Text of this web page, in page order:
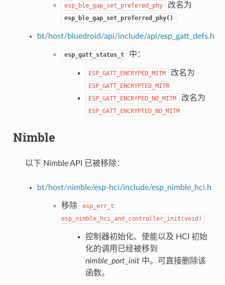
esp_ble_gap_set_prefered_phy
改名为
esp_ble_gap_set_preferred_phy()
bt/host/bluedroid/api/include/api/esp_gatt_defs.h
esp_gatt_status_t 中：
ESP_GATT_ENCRYPED_MITM 改名为
ESP_GATT_ENCRYPTED_MITM
ESP_GATT_ENCRYPED_NO_MITM
改名为
ESP_GATT_ENCRYPTED_NO_MITM
Nimble
以下 Nimble API 已被移除：
bt/host/nimble/esp-hci/include/esp_nimble_hci.h
移除
esp_err_t
esp_nimble_hci_and_controller_init(void)
控制器初始化、使能以及 HCI 初始
化的调用已经被移到
nimble_port_init中。可直接删除该
函数。